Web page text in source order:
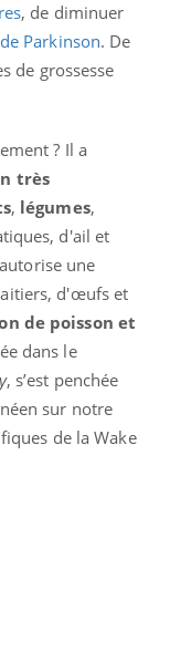
, de diminuer
de Parkinson. De
de grossesse
? Il a
très
, légumes,
d'ail et
une
d'œufs et
de poisson et
dans le
, s’est penchée
sur notre
de la Wake